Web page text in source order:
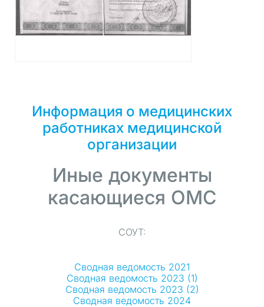
Информация о медицинских
работниках медицинской
организации
Иные документы
касающиеся ОМС
СОУТ:
Сводная ведомость 2021
Сводная ведомость 2023 (1)
Сводная ведомость 2023 (2)
Сводная ведомость 2024